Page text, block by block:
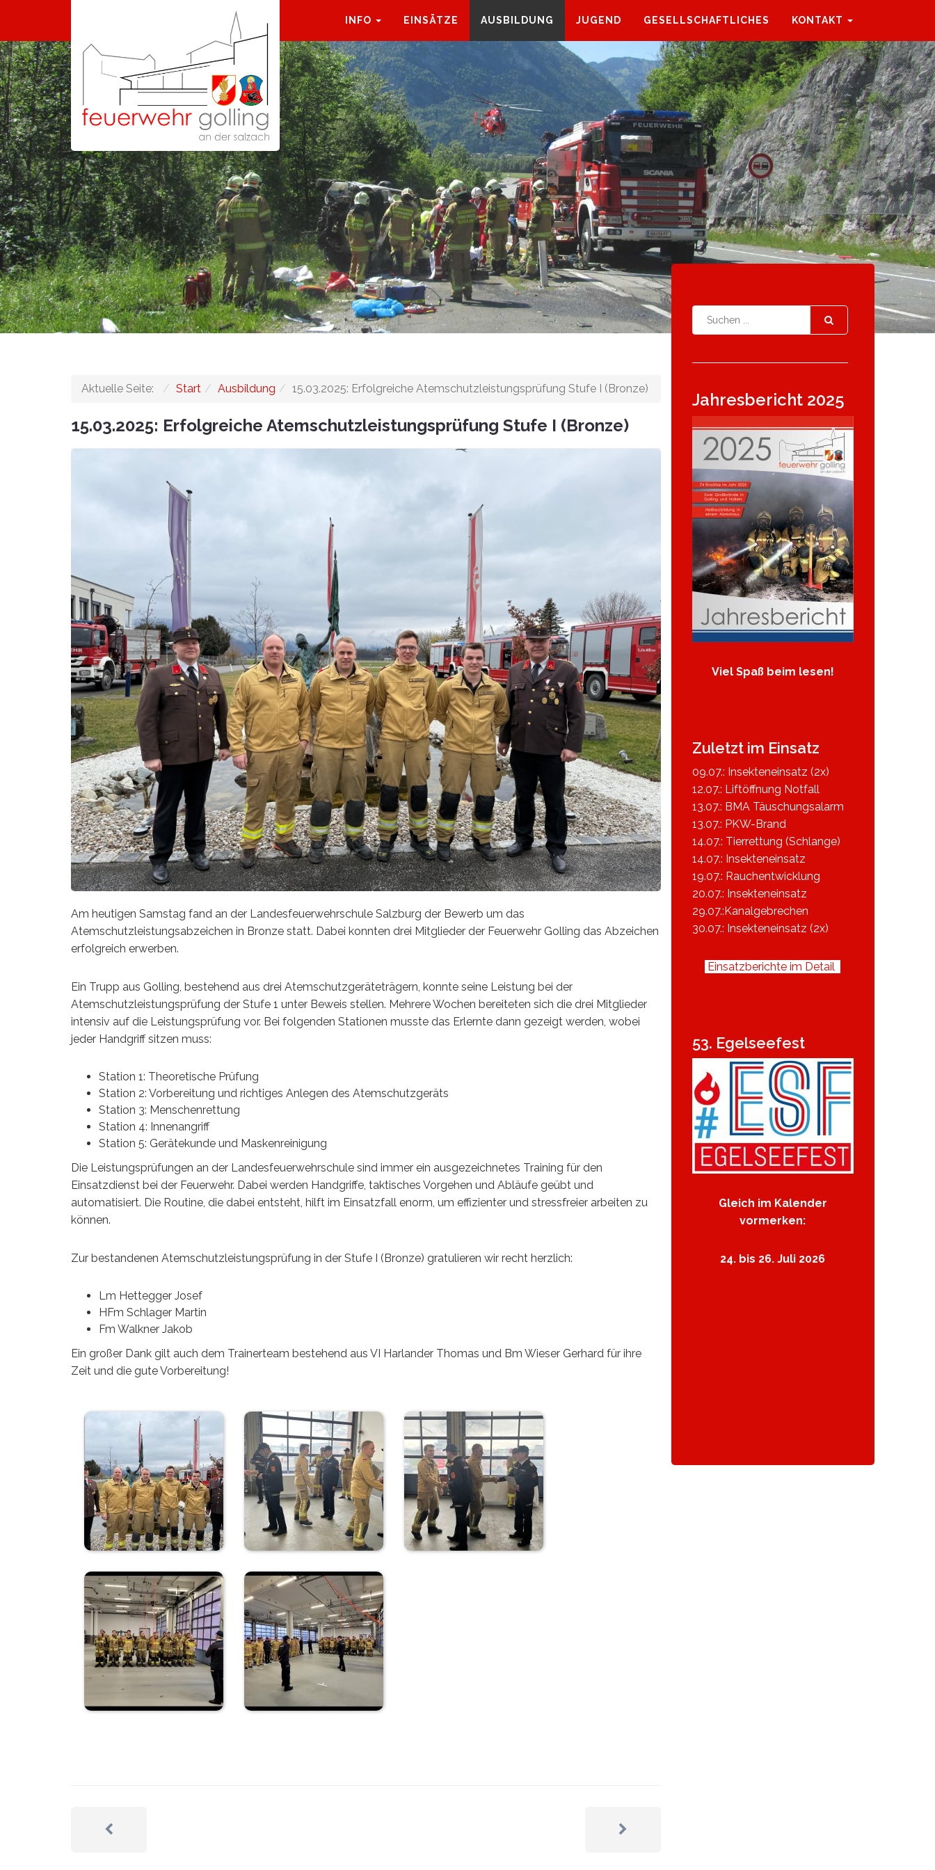
INFO EINSÄTZE AUSBILDUNG JUGEND GESELLSCHAFTLICHES KONTAKT
Aktuelle Seite: Start Ausbildung 15.03.2025: Erfolgreiche Atemschutzleistungsprüfung Stufe I (Bronze)
15.03.2025: Erfolgreiche Atemschutzleistungsprüfung Stufe I (Bronze)
Am heutigen Samstag fand an der Landesfeuerwehrschule Salzburg der Bewerb um das
Atemschutzleistungsabzeichen in Bronze statt. Dabei konnten drei Mitglieder der Feuerwehr Golling das Abzeichen
erfolgreich erwerben.
Ein Trupp aus Golling, bestehend aus drei Atemschutzgeräteträgern, konnte seine Leistung bei der
Atemschutzleistungsprüfung der Stufe 1 unter Beweis stellen. Mehrere Wochen bereiteten sich die drei Mitglieder
intensiv auf die Leistungsprüfung vor. Bei folgenden Stationen musste das Erlernte dann gezeigt werden, wobei
jeder Handgriff sitzen muss:
Station 1: Theoretische Prüfung
Station 2: Vorbereitung und richtiges Anlegen des Atemschutzgeräts
Station 3: Menschenrettung
Station 4: Innenangriff
Station 5: Gerätekunde und Maskenreinigung
Die Leistungsprüfungen an der Landesfeuerwehrschule sind immer ein ausgezeichnetes Training für den
Einsatzdienst bei der Feuerwehr. Dabei werden Handgriffe, taktisches Vorgehen und Abläufe geübt und
automatisiert. Die Routine, die dabei entsteht, hilft im Einsatzfall enorm, um effizienter und stressfreier arbeiten zu
können.
Zur bestandenen Atemschutzleistungsprüfung in der Stufe I (Bronze) gratulieren wir recht herzlich:
Lm Hettegger Josef
HFm Schlager Martin
Fm Walkner Jakob
Ein großer Dank gilt auch dem Trainerteam bestehend aus VI Harlander Thomas und Bm Wieser Gerhard für ihre
Zeit und die gute Vorbereitung!
Jahresbericht 2025
Viel Spaß beim lesen!
Zuletzt im Einsatz
09.07.: Insekteneinsatz (2x)
12.07.: Liftöffnung Notfall
13.07.: BMA Täuschungsalarm
13.07.: PKW-Brand
14.07.: Tierrettung (Schlange)
14.07.: Insekteneinsatz
19.07.: Rauchentwicklung
20.07.: Insekteneinsatz
29.07.:Kanalgebrechen
30.07.: Insekteneinsatz (2x)
Einsatzberichte im Detail
53. Egelseefest
Gleich im Kalender
vormerken:
24. bis 26. Juli 2026